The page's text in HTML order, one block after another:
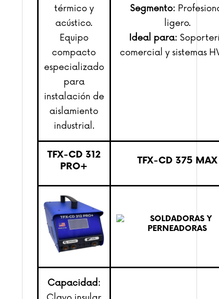
térmico y
acústico.
Equipo
compacto
especializado
para
instalación de
aislamiento
industrial.
Segmento:
ligero.
Ideal para:
comercial y sistemas
TFX-CD 312
PRO+
TFX-CD 375 MAX
Capacidad: